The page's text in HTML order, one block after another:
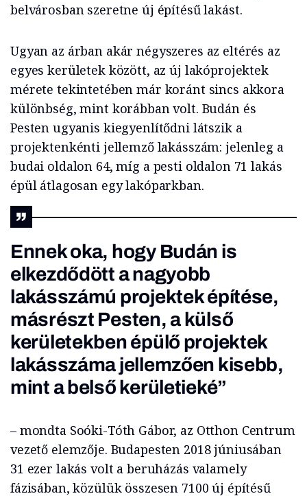
belvárosban szeretne új építésű lakást.
Ugyan az árban akár négyszeres az eltérés az
egyes kerületek között, az új lakóprojektek
mérete tekintetében már koránt sincs akkora
különbség, mint korábban volt. Budán és
Pesten ugyanis kiegyenlítődni látszik a
projektenkénti jellemző lakásszám: jelenleg a
budai oldalon 64, míg a pesti oldalon 71 lakás
épül átlagosan egy lakóparkban.
Ennek oka, hogy Budán is
elkezdődött a nagyobb
lakásszámú projektek építése,
másrészt Pesten, a külső
kerületekben épülő projektek
lakásszáma jellemzően kisebb,
mint a belső kerületieké”
– mondta Soóki-Tóth Gábor, az Otthon Centrum
vezető elemzője. Budapesten 2018 júniusában
31 ezer lakás volt a beruházás valamely
fázisában, közülük összesen 7100 új építésű